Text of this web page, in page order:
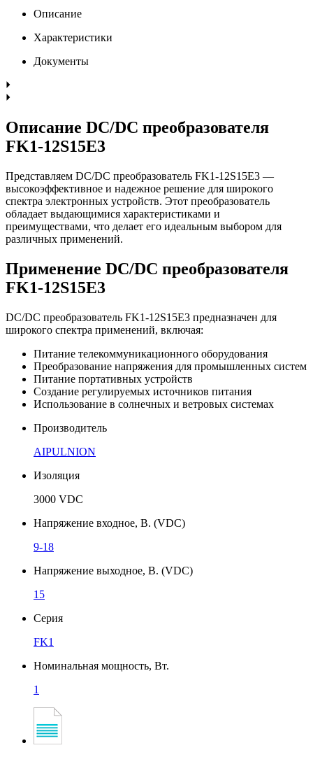
Описание
Характеристики
Документы
Описание DC/DC преобразователя
FK1-12S15E3
Представляем DC/DC преобразователь FK1-12S15E3 —
высокоэффективное и надежное решение для широкого
спектра электронных устройств. Этот преобразователь
обладает выдающимися характеристиками и
преимуществами, что делает его идеальным выбором для
различных применений.
Применение DC/DC преобразователя
FK1-12S15E3
DC/DC преобразователь FK1-12S15E3 предназначен для
широкого спектра применений, включая:
Питание телекоммуникационного оборудования
Преобразование напряжения для промышленных систем
Питание портативных устройств
Создание регулируемых источников питания
Использование в солнечных и ветровых системах
Производитель
AIPULNION
Изоляция
3000 VDC
Напряжение входное, В. (VDC)
9-18
Напряжение выходное, В. (VDC)
15
Серия
FK1
Номинальная мощность, Вт.
1